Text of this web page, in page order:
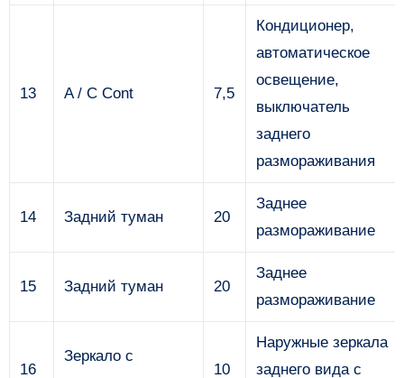
13 A / C Cont 7,5
Кондиционер,
автоматическое
освещение,
выключатель
заднего
размораживания
14 Задний туман 20
Заднее
размораживание
15 Задний туман 20
Заднее
размораживание
16
Зеркало с
10
Наружные зеркала
заднего вида с